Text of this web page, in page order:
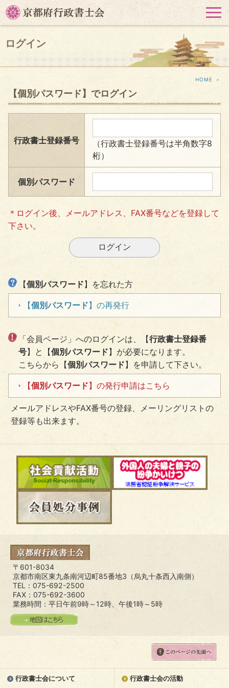
〒601-8034
京都市南区東九条南河辺町85番地3（烏丸十条西入南側）
TEL：075-692-2500
FAX：075-692-3600
業務時間：平日午前9時～12時、午後1時～5時
HOME ＞
【個別パスワード】でログイン
行政書士登録番号
（行政書士登録番号は半角数字8
桁）
個別パスワード
＊ログイン後、メールアドレス、FAX番号などを登録して
下さい。
【個別パスワード】を忘れた方
【個別パスワード】の再発行
「会員ページ」へのログインは、【行政書士登録番
号】と【個別パスワード】が必要になります。
こちらから【個別パスワード】を申請して下さい。
【個別パスワード】の発行申請はこちら
メールアドレスやFAX番号の登録、メーリングリストの
登録等も出来ます。
行政書士会について 行政書士会の活動